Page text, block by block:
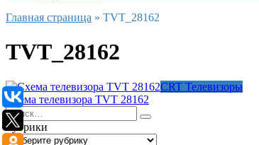
Главная страница » TVT_28162
TVT_28162
CRT Телевизоры
Схема телевизора TVT 28162
Search
for:
Рубрики
Рубрики